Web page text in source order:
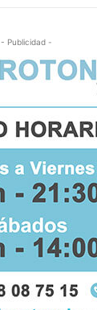
- Publicidad -